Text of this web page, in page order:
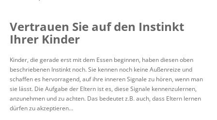
Vertrauen Sie auf den Instinkt
Ihrer Kinder
Kinder, die gerade erst mit dem Essen beginnen, haben diesen oben
beschriebenen Instinkt noch. Sie kennen noch keine Außenreize und
schaffen es hervorragend, auf ihre inneren Signale zu hören, wenn man
sie lässt. Die Aufgabe der Eltern ist es, diese Signale kennenzulernen,
anzunehmen und zu achten. Das bedeutet z.B. auch, dass Eltern lernen
dürfen zu akzeptieren…